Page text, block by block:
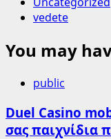
vedete
You may
public
Duel Casino
σας παιχνίδια